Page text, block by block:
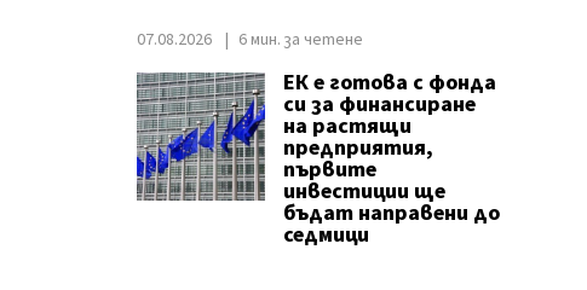
07.08.2026 6 мин. за четене
ЕК е готова с фонда
си за финансиране
на растящи
предприятия,
първите
инвестиции ще
бъдат направени до
седмици